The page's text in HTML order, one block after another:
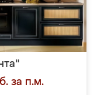
за п.м.